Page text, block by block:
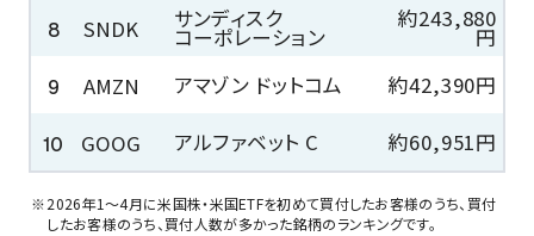
8 SNDK サンディスク
コーポレーション
約243,880
円
9 AMZN アマゾン ドットコム 約42,390円
10 GOOG アルファベット C 約60,951円
2026年1～4月に米国株・米国ETFを初めて買付したお客様のうち、買付
したお客様のうち、買付人数が多かった銘柄のランキングです。